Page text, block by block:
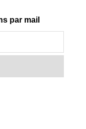
par mail